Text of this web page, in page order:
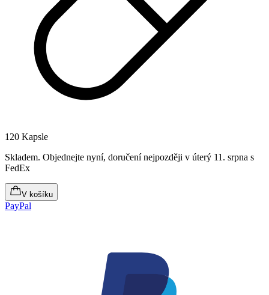
120 Kapsle
Skladem. Objednejte nyní, doručení nejpozději v úterý 11. srpna s
FedEx
V košíku
PayPal